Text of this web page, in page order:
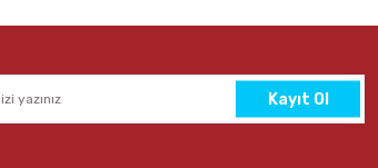
Kayıt Ol